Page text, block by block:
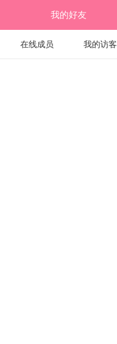
我的好友
在线成员 我的访客